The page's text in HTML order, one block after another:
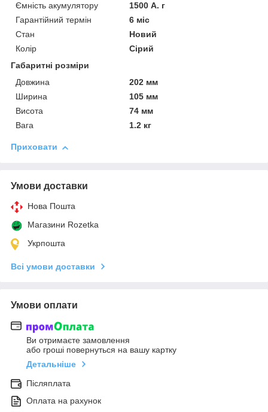
Ємність акумулятору
1500 А. г
Гарантійний термін
6 міс
Стан
Новий
Колір
Сірий
Габаритні розміри
Довжина
202 мм
Ширина
105 мм
Висота
74 мм
Вага
1.2 кг
Приховати
Умови доставки
Нова Пошта
Магазини Rozetka
Укрпошта
Всі умови доставки
Умови оплати
Ви отримаєте замовлення
або гроші повернуться на вашу картку
Детальніше
Післяплата
Оплата на рахунок